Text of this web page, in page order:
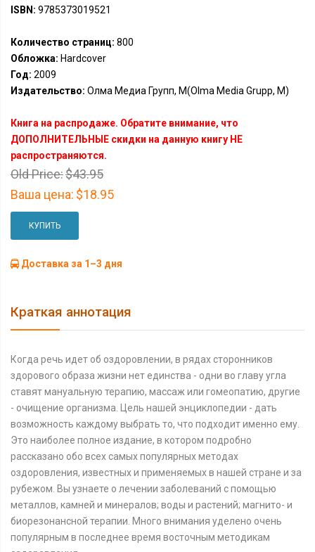
ISBN: 9785373019521
Количество страниц: 800
Обложка: Hardcover
Год: 2009
Издательство: Олма Медиа Групп, М(Olma Media Grupp, M)
Книга на распродаже. Обратите внимание, что
ДОПОЛНИТЕЛЬНЫЕ скидки на данную книгу НЕ
распространяются.
Old Price:$43.95
Ваша цена: $18.95
КУПИТЬ
Доставка за 1–3 дня
Краткая аннотация
Когда речь идет об оздоровлении, в рядах сторонников
здорового образа жизни нет единства - одни во главу угла
ставят мануальную терапию, массаж или гомеопатию, другие
- очищение организма. Цель нашей энциклопедии - дать
возможность каждому выбрать то, что подходит именно ему.
Это наиболее полное издание, в котором подробно
рассказано обо всех самых популярных методах
оздоровления, известных и применяемых в нашей стране и за
рубежом. Вы узнаете о лечении заболеваний с помощью
металлов, камней и минералов; воды и растений; магнито- и
биорезонансной терапии. Много внимания уделено очень
популярным в последнее время восточным методикам